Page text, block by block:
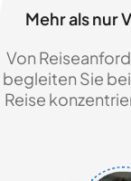
Mehr als nur
Von
begleiten Sie
Reise